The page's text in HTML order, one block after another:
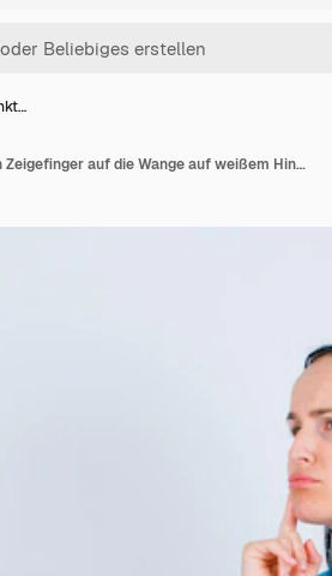
Der junge Arzt denkt, indem er den Zeigefinger auf die Wange auf weißem Hintergrund hält